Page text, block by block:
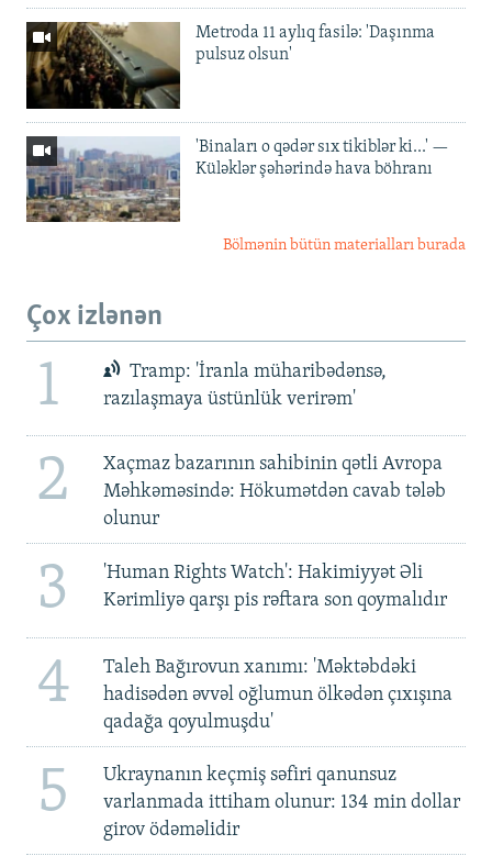
Metroda 11 aylıq fasilə: 'Daşınma
pulsuz olsun'
'Binaları o qədər sıx tikiblər ki...' —
Küləklər şəhərində hava böhranı
Bölmənin bütün materialları burada
Çox izlənən
1
Tramp: 'İranla müharibədənsə,
razılaşmaya üstünlük verirəm'
2
Xaçmaz bazarının sahibinin qətli Avropa
Məhkəməsində: Hökumətdən cavab tələb
olunur
3
'Human Rights Watch': Hakimiyyət Əli
Kərimliyə qarşı pis rəftara son qoymalıdır
4
Taleh Bağırovun xanımı: 'Məktəbdəki
hadisədən əvvəl oğlumun ölkədən çıxışına
qadağa qoyulmuşdu'
5
Ukraynanın keçmiş səfiri qanunsuz
varlanmada ittiham olunur: 134 min dollar
girov ödəməlidir